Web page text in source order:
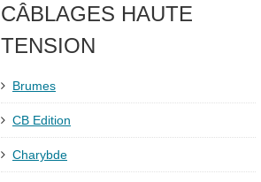
CÂBLAGES HAUTE
TENSION
Brumes
CB Edition
Charybde